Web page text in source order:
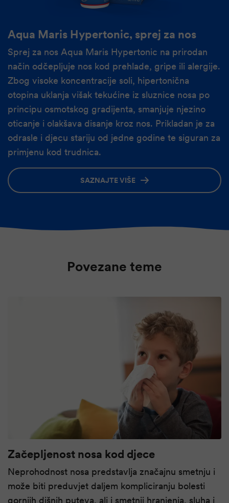
Aqua Maris Hypertonic, sprej za nos
Sprej za nos Aqua Maris Hypertonic na prirodan
način odčepljuje nos kod prehlade, gripe ili alergije.
Zbog visoke koncentracije soli, hipertonična
otopina uklanja višak tekućine iz sluznice nosa po
principu osmotskog gradijenta, smanjuje njezino
oticanje i olakšava disanje kroz nos. Prikladan je za
odrasle i djecu stariju od jedne godine te siguran za
primjenu kod trudnica.
SAZNAJTE VIŠE
Povezane teme
Začepljenost nosa kod djece
Neprohodnost nosa predstavlja značajnu smetnju i
može biti preduvjet daljem kompliciranju bolesti
gornjih dišnih puteva, ali i smetnji hranjenja, sluha i